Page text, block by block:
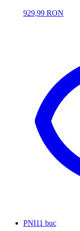
929,99 RON
PNI11 buc